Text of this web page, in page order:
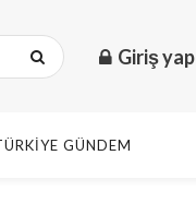
Giriş yap
GÜNDEM